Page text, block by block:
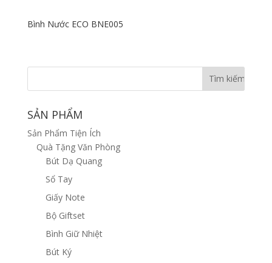
g
1.6
Bình Nước ECO BNE005
SẢN PHẨM
Sản Phẩm Tiện Ích
Quà Tặng Văn Phòng
Bút Dạ Quang
Sổ Tay
Giấy Note
Bộ Giftset
Bình Giữ Nhiệt
Bút Ký